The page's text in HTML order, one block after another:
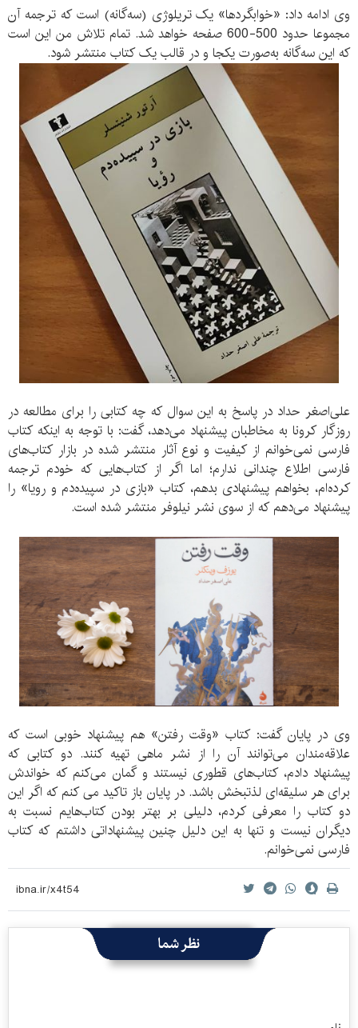
وی ادامه داد: «خوابگردها» یک تریلوژی (سه‌گانه) است که ترجمه آن
مجموعا حدود 500-600 صفحه خواهد شد. تمام تلاش من این است
که این سه‌گانه به‌صورت یکجا و در قالب یک کتاب منتشر شود.
علی‌اصغر حداد در پاسخ به این سوال که چه کتابی را برای مطالعه در
روزگار کرونا به مخاطبان پیشنهاد می‌دهد، گفت: با توجه به اینکه کتاب
فارسی نمی‌خوانم از کیفیت و نوع آثار منتشر شده در بازار کتاب‌های
فارسی اطلاع چندانی ندارم؛ اما اگر از کتاب‌هایی که خودم ترجمه
کرده‌ام، بخواهم پیشنهادی بدهم، کتاب «بازی در سپیده‌دم و رویا» را
پیشنهاد می‌دهم که از سوی نشر نیلوفر منتشر شده‌ است.
وی در پایان گفت: کتاب «وقت رفتن»‌ هم پیشنهاد خوبی است که
علاقه‌مندان می‌توانند آن را از نشر ماهی تهیه کنند. دو کتابی که
پیشنهاد دادم، کتاب‌های قطوری نیستند و گمان می‌کنم که خواندش
برای هر سلیقه‌ای لذتبخش باشد. در پایان باز تاکید می کنم که اگر این
دو کتاب را معرفی کردم، دلیلی بر بهتر بودن کتاب‌هایم نسبت به
دیگران نیست و تنها به این دلیل چنین پیشنهاداتی داشتم که کتاب
فارسی نمی‌خوانم.
نظر شما